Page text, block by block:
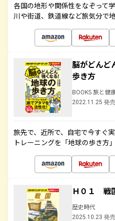
各国の地形や関係性をなぞって
川や街道、鉄道線など旅気分で
脳がどんど
歩き方
BOOKS 旅と健
2022.11.25 発売
旅先で、近所で、自宅で今すぐ
トレーニングを「地球の歩き方
Ｈ０１ 戦
歴史時代
2025.10.23 発売